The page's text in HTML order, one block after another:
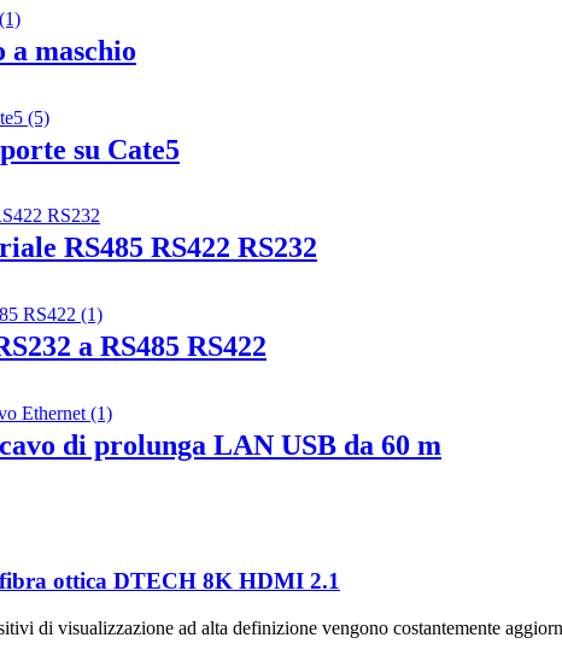
a maschio
su Cate5
RS485 RS422 RS232
a RS485 RS422
di prolunga LAN USB da 60 m
ottica DTECH 8K HDMI 2.1
di visualizzazione ad alta definizione vengono costantemente